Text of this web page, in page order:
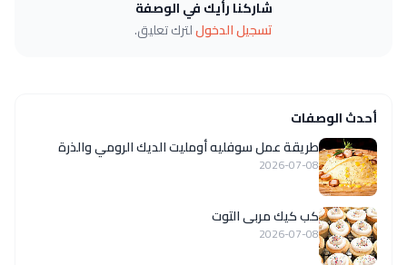
شاركنا رأيك في الوصفة
تسجيل الدخوللترك تعليق.
أحدث الوصفات
طريقة عمل سوفليه أومليت الديك الرومي والذرة
2026-07-08
كب كيك مربى التوت
2026-07-08